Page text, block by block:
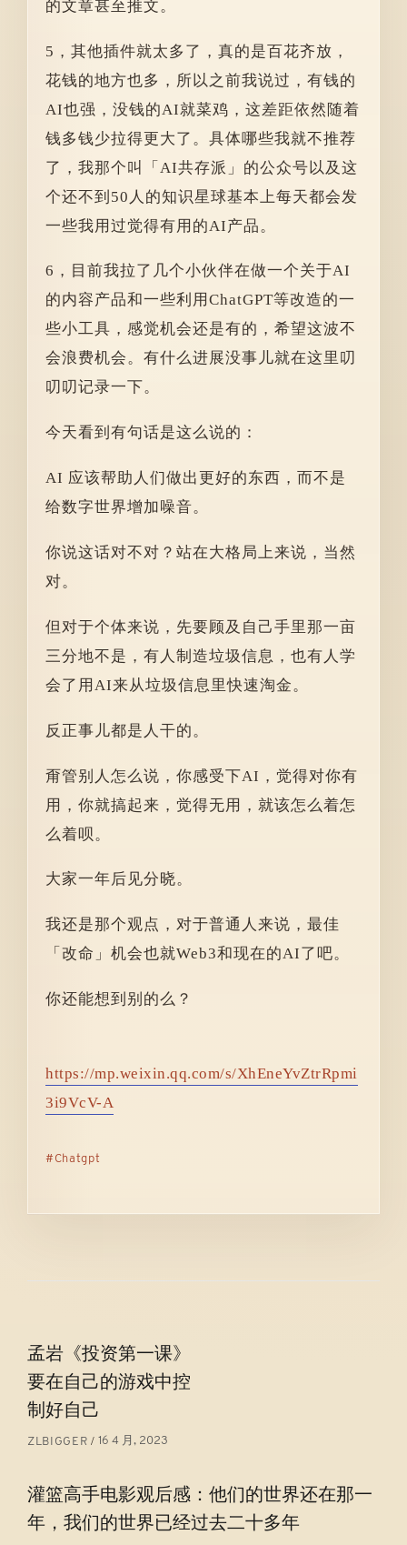
的文章甚至推文。
5，其他插件就太多了，真的是百花齐放，
花钱的地方也多，所以之前我说过，有钱的
AI也强，没钱的AI就菜鸡，这差距依然随着
钱多钱少拉得更大了。具体哪些我就不推荐
了，我那个叫「AI共存派」的公众号以及这
个还不到50人的知识星球基本上每天都会发
一些我用过觉得有用的AI产品。
6，目前我拉了几个小伙伴在做一个关于AI
的内容产品和一些利用ChatGPT等改造的一
些小工具，感觉机会还是有的，希望这波不
会浪费机会。有什么进展没事儿就在这里叨
叨叨记录一下。
今天看到有句话是这么说的：
AI 应该帮助人们做出更好的东西，而不是
给数字世界增加噪音。
你说这话对不对？站在大格局上来说，当然
对。
但对于个体来说，先要顾及自己手里那一亩
三分地不是，有人制造垃圾信息，也有人学
会了用AI来从垃圾信息里快速淘金。
反正事儿都是人干的。
甭管别人怎么说，你感受下AI，觉得对你有
用，你就搞起来，觉得无用，就该怎么着怎
么着呗。
大家一年后见分晓。
我还是那个观点，对于普通人来说，最佳
「改命」机会也就Web3和现在的AI了吧。
你还能想到别的么？
https://mp.weixin.qq.com/s/XhEneYvZtrRpmi
3i9VcV-A
Chatgpt
文
章
导
航
孟岩《投资第一课》
要在自己的游戏中控
制好自己
ZLBIGGER 16 4 月, 2023
灌篮高手电影观后感：他们的世界还在那一
年，我们的世界已经过去二十多年